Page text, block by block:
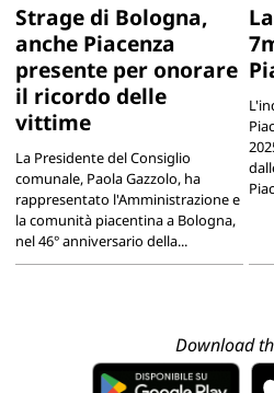
Strage di Bologna,
anche Piacenza
presente per onorare
il ricordo delle
vittime
La Presidente del Consiglio
comunale, Paola Gazzolo, ha
rappresentato l'Amministrazione e
la comunità piacentina a Bologna,
nel 46° anniversario della...
Download